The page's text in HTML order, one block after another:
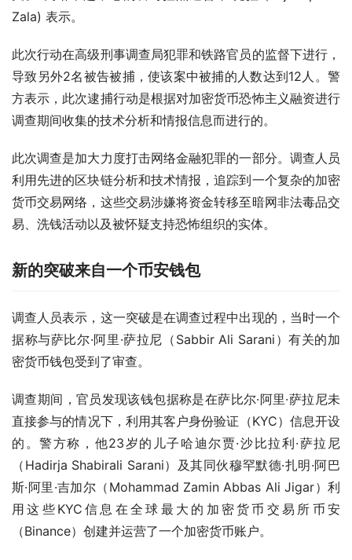
Zala) 表示。
此次行动在高级刑事调查局犯罪和铁路官员的监督下进行，
导致另外2名被告被捕，使该案中被捕的人数达到12人。警
方表示，此次逮捕行动是根据对加密货币恐怖主义融资进行
调查期间收集的技术分析和情报信息而进行的。
此次调查是加大力度打击网络金融犯罪的一部分。调查人员
利用先进的区块链分析和技术情报，追踪到一个复杂的加密
货币交易网络，这些交易涉嫌将资金转移至暗网非法毒品交
易、洗钱活动以及被怀疑支持恐怖组织的实体。
新的突破来自一个币安钱包
调查人员表示，这一突破是在调查过程中出现的，当时一个
据称与萨比尔·阿里·萨拉尼（Sabbir Ali Sarani）有关的加
密货币钱包受到了审查。
调查期间，官员发现该钱包据称是在萨比尔·阿里·萨拉尼未
直接参与的情况下，利用其客户身份验证（KYC）信息开设
的。警方称，他23岁的儿子哈迪尔贾·沙比拉利·萨拉尼
（Hadirja Shabirali Sarani）及其同伙穆罕默德·扎明·阿巴
斯·阿里·吉加尔（Mohammad Zamin Abbas Ali Jigar）利
用这些KYC信息在全球最大的加密货币交易所币安
（Binance）创建并运营了一个加密货币账户。